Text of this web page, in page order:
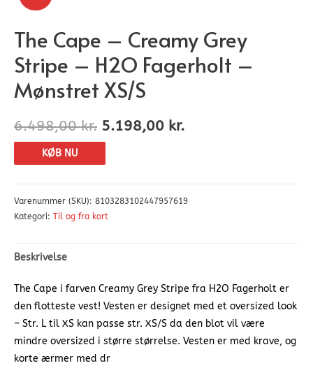
The Cape – Creamy Grey
Stripe – H2O Fagerholt –
Mønstret XS/S
6.498,00kr. 5.198,00 kr.
KØB NU
Varenummer (SKU): 8103283102447957619
Kategori: Til og fra kort
Beskrivelse
The Cape i farven Creamy Grey Stripe fra H2O Fagerholt er
den flotteste vest! Vesten er designet med et oversized look
– Str. L til XS kan passe str. XS/S da den blot vil være
mindre oversized i større størrelse. Vesten er med krave, og
korte ærmer med dr